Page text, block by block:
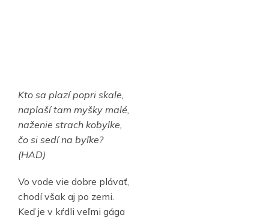
Kto sa plazí popri skale,
naplaší tam myšky malé,
naženie strach kobylke,
čo si sedí na byľke?
(HAD)
Vo vode vie dobre plávať,
chodí však aj po zemi.
Keď je v kŕdli veľmi gága